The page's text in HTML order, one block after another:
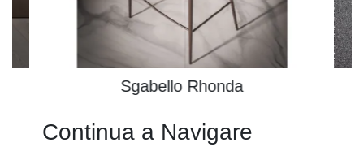
Sgabello Rhonda
Continua a Navigare